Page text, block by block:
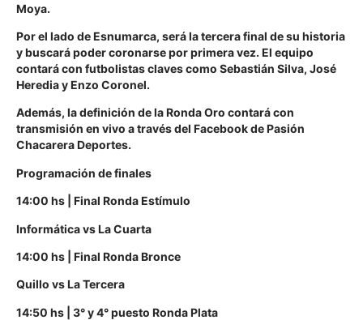
Moya.
Por el lado de Esnumarca, será la tercera final de su historia
y buscará poder coronarse por primera vez. El equipo
contará con futbolistas claves como Sebastián Silva, José
Heredia y Enzo Coronel.
Además, la definición de la Ronda Oro contará con
transmisión en vivo a través del Facebook de Pasión
Chacarera Deportes.
Programación de finales
14:00 hs | Final Ronda Estímulo
Informática vs La Cuarta
14:00 hs | Final Ronda Bronce
Quillo vs La Tercera
14:50 hs | 3° y 4° puesto Ronda Plata